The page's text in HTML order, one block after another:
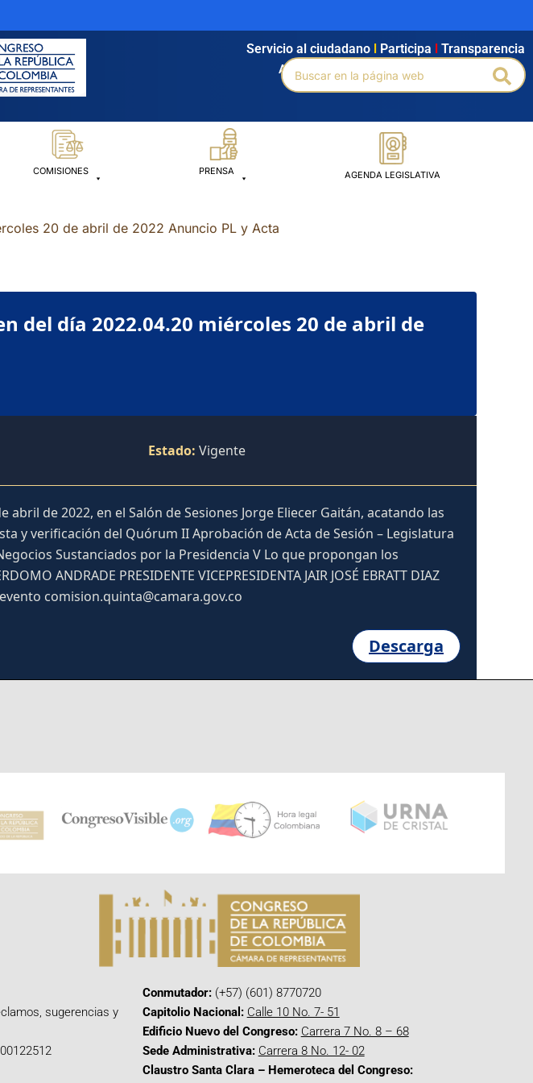
Agendamiento Intranet Búsqueda avanzada
Servicio al ciudadano Participa Transparencia
Buscar
por:
COMISIONES PRENSA AGENDA LEGISLATIVA
20 de abril de 2022 Anuncio PL y Acta
del día 2022.04.20 miércoles 20 de abril de
Estado: Vigente
de 2022, en el Salón de Sesiones Jorge Eliecer Gaitán, acatando las
y verificación del Quórum II Aprobación de Acta de Sesión – Legislatura
Sustanciados por la Presidencia V Lo que propongan los
ANDRADE PRESIDENTE VICEPRESIDENTA JAIR JOSÉ EBRATT DIAZ
comision.quinta@camara.gov.co
Descarga
sugerencias y
Conmutador:(+57) (601) 8770720
Capitolio Nacional: Calle 10 No. 7- 51
Edificio Nuevo del Congreso: Carrera 7 No. 8 – 68
Sede Administrativa: Carrera 8 No. 12- 02
Claustro Santa Clara – Hemeroteca del Congreso: